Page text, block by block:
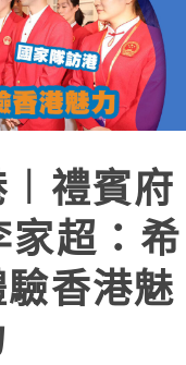
禮賓府
家超：希
香港魅